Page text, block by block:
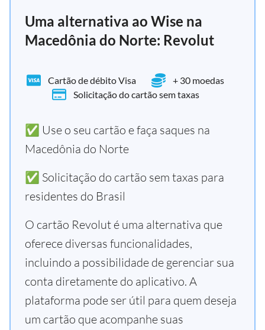
Uma alternativa ao Wise na
Macedônia do Norte: Revolut
Cartão de débito Visa
+ 30 moedas
Solicitação do cartão sem taxas
✅ Use o seu cartão e faça saques na
Macedônia do Norte
✅ Solicitação do cartão sem taxas para
residentes do Brasil
O cartão Revolut é uma alternativa que
oferece diversas funcionalidades,
incluindo a possibilidade de gerenciar sua
conta diretamente do aplicativo. A
plataforma pode ser útil para quem deseja
um cartão que acompanhe suas